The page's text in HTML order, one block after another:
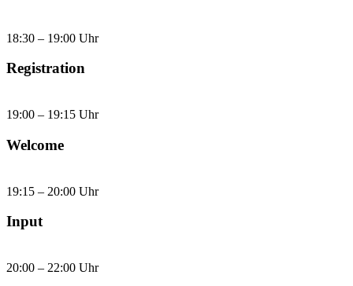
18:30 – 19:00 Uhr
Registration
19:00 – 19:15 Uhr
Welcome
19:15 – 20:00 Uhr
Input
20:00 – 22:00 Uhr